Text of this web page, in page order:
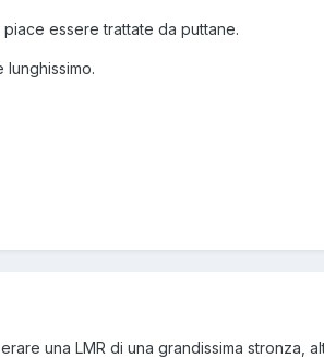
essere trattate da puttane.
una LMR di una grandissima